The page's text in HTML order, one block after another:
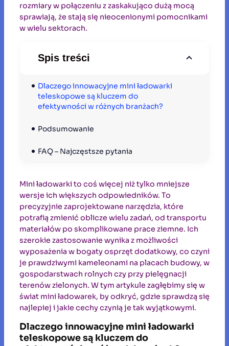
rozmiary w połączeniu z zaskakująco dużą mocą
sprawiają, że stają się nieocenionymi pomocnikami
w wielu sektorach.
Spis treści
Dlaczego innowacyjne mini ładowarki
teleskopowe są kluczem do
efektywności w różnych branżach?
Podsumowanie
FAQ – Najczęstsze pytania
Mini ładowarki to coś więcej niż tylko mniejsze
wersje ich większych odpowiedników. To
precyzyjnie zaprojektowane narzędzia, które
potrafią zmienić oblicze wielu zadań, od transportu
materiałów po skomplikowane prace ziemne. Ich
szerokie zastosowanie wynika z możliwości
wyposażenia w bogaty osprzęt dodatkowy, co czyni
je prawdziwymi kameleonami na placach budowy, w
gospodarstwach rolnych czy przy pielęgnacji
terenów zielonych. W tym artykule zagłębimy się w
świat mini ładowarek, by odkryć, gdzie sprawdzą się
najlepiej i jakie cechy czynią je tak wyjątkowymi.
Dlaczego innowacyjne mini ładowarki
teleskopowe są kluczem do